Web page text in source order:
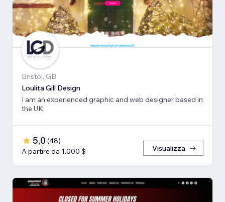
Bristol, GB
Loulita Gill Design
I am an experienced graphic and web designer based in
the UK.
5,0 (48)
A partire da 1.000 $
Visualizza